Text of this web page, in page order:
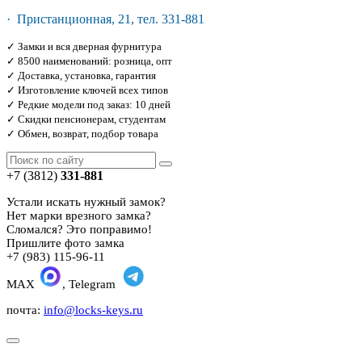
· Пристанционная, 21, тел. 331-881
✓ Замки и вся дверная фурнитура
✓ 8500 наименований: розница, опт
✓ Доставка, установка, гарантия
✓ Изготовление ключей всех типов
✓ Редкие модели под заказ: 10 дней
✓ Скидки пенсионерам, студентам
✓ Обмен, возврат, подбор товара
+7 (3812) 331-881
Устали искать нужный замок?
Нет марки врезного замка?
Сломался? Это поправимо!
Пришлите фото замка
+7 (983) 115-96-11
MAX
, Telegram
почта: info@locks-keys.ru